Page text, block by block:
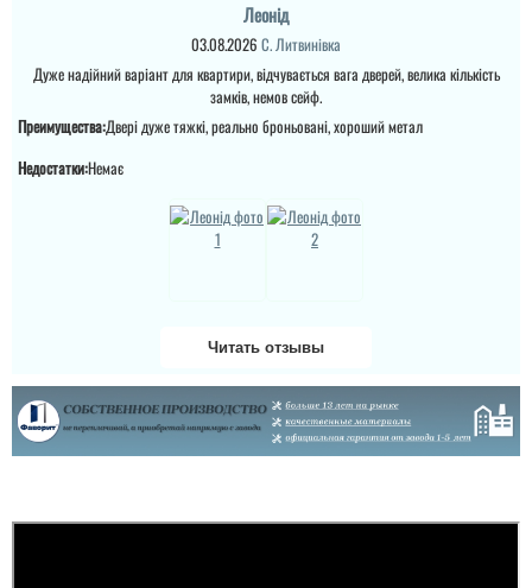
Тетяна
без протягів. Ремонт
ремонт закін...
Леонід
03.08.2026 С. Литвинівка
Дуже надійний варіант для квартири, відчувається вага дверей, велика кількість
замків, немов сейф.
Преимущества:Двері дуже тяжкі, реально броньовані, хороший метал
Недостатки:Немає
Читать отзывы